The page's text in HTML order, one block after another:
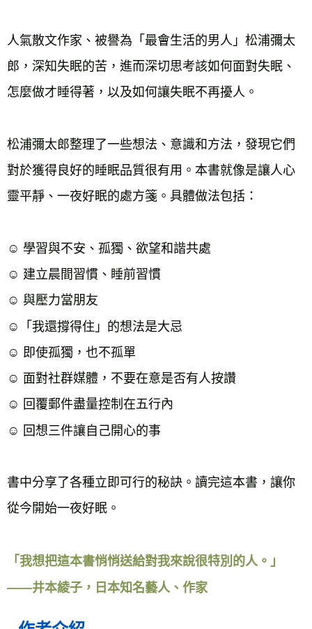
人氣散文作家、被譽為「最會生活的男人」松浦彌太
郎，深知失眠的苦，進而深切思考該如何面對失眠、
怎麼做才睡得著，以及如何讓失眠不再擾人。
松浦彌太郎整理了一些想法、意識和方法，發現它們
對於獲得良好的睡眠品質很有用。本書就像是讓人心
靈平靜、一夜好眠的處方箋。具體做法包括：
☺ 學習與不安、孤獨、欲望和諧共處
☺ 建立晨間習慣、睡前習慣
☺ 與壓力當朋友
☺「我還撐得住」的想法是大忌
☺ 即使孤獨，也不孤單
☺ 面對社群媒體，不要在意是否有人按讚
☺ 回覆郵件盡量控制在五行內
☺ 回想三件讓自己開心的事
書中分享了各種立即可行的秘訣。讀完這本書，讓你
從今開始一夜好眠。
「我想把這本書悄悄送給對我來說很特別的人。」
——井本綾子，日本知名藝人、作家